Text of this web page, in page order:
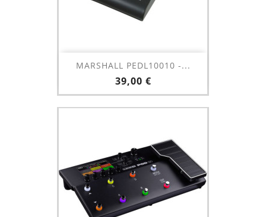
MARSHALL PEDL10010 -...
Prix
39,00 €